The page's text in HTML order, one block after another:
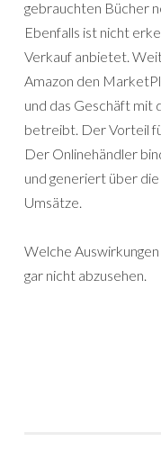
gebrauchten Bücher
Ebenfalls ist nicht
Verkauf anbietet.
Amazon den
und das Geschäft mit
betreibt. Der Vorteil
Der Onlinehändler
und generiert über
Umsätze.
Welche
gar nicht abzusehen.